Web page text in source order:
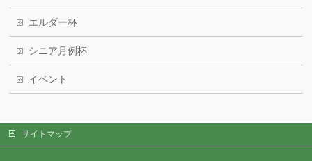
エルダー杯
シニア月例杯
イベント
サイトマップ